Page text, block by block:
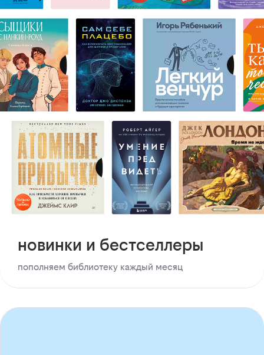
новинки и бестселлеры
пополняем библиотеку каждый месяц